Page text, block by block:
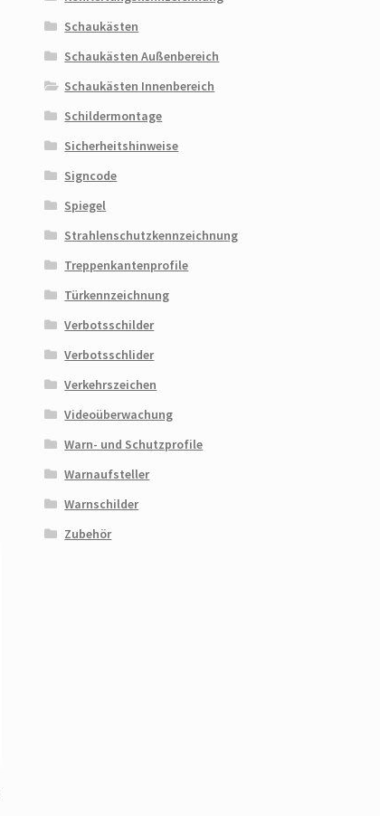
Schaukästen
Schaukästen Außenbereich
Schaukästen Innenbereich
Schildermontage
Sicherheitshinweise
Signcode
Spiegel
Strahlenschutzkennzeichnung
Treppenkantenprofile
Türkennzeichnung
Verbotsschilder
Verbotsschlider
Verkehrszeichen
Videoüberwachung
Warn- und Schutzprofile
Warnaufsteller
Warnschilder
Zubehör